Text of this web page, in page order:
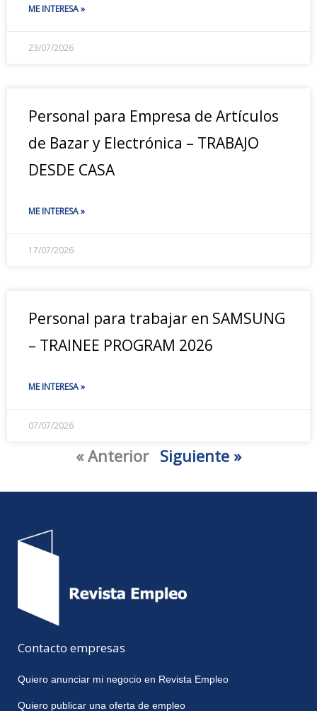
ME INTERESA »
23/07/2026
Personal para Empresa de Artículos
de Bazar y Electrónica – TRABAJO
DESDE CASA
ME INTERESA »
17/07/2026
Personal para trabajar en SAMSUNG
– TRAINEE PROGRAM 2026
ME INTERESA »
07/07/2026
« Anterior Siguiente »
Contacto empresas
Quiero anunciar mi negocio en Revista Empleo
Quiero publicar una oferta de empleo